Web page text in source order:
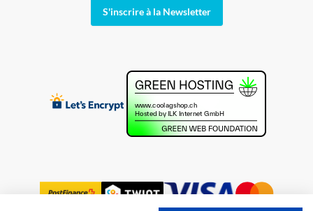
S'inscrire à la Newsletter